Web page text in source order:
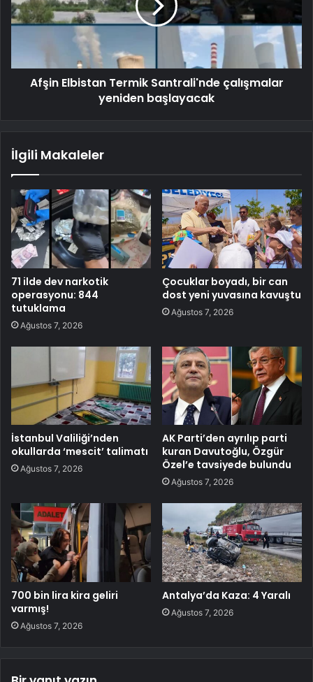
Afşin Elbistan Termik Santrali'nde çalışmalar
yeniden başlayacak
İlgili Makaleler
71 ilde dev narkotik
operasyonu: 844
tutuklama
Ağustos 7, 2026
Çocuklar boyadı, bir can
dost yeni yuvasına kavuştu
Ağustos 7, 2026
İstanbul Valiliği’nden
okullarda ‘mescit’ talimatı
Ağustos 7, 2026
AK Parti’den ayrılıp parti
kuran Davutoğlu, Özgür
Özel’e tavsiyede bulundu
Ağustos 7, 2026
700 bin lira kira geliri
varmış!
Ağustos 7, 2026
Antalya’da Kaza: 4 Yaralı
Ağustos 7, 2026